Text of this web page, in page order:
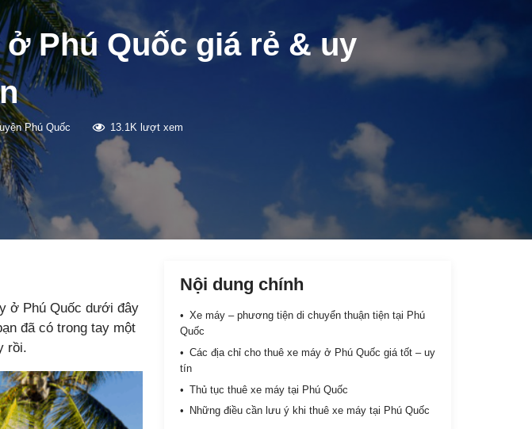
Phú Quốc giá rẻ & uy
Phú Quốc 13.1K lượt xem
ở Phú Quốc dưới đây
đã có trong tay một
rồi.
Nội dung chính
Xe máy – phương tiện di chuyển thuận tiện tại Phú
Quốc
Các địa chỉ cho thuê xe máy ở Phú Quốc giá tốt – uy
tín
Thủ tục thuê xe máy tại Phú Quốc
Những điều cần lưu ý khi thuê xe máy tại Phú Quốc